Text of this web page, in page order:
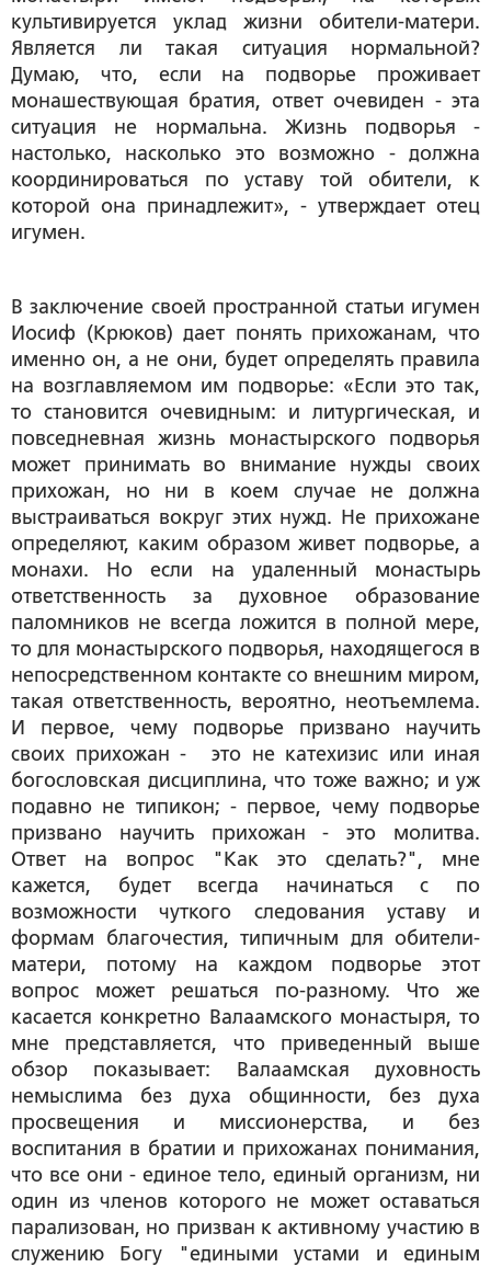
культивируется уклад жизни обители-матери.
Является ли такая ситуация нормальной?
Думаю, что, если на подворье проживает
монашествующая братия, ответ очевиден - эта
ситуация не нормальна. Жизнь подворья -
настолько, насколько это возможно - должна
координироваться по уставу той обители, к
которой она принадлежит», - утверждает отец
игумен.
В заключение своей пространной статьи игумен
Иосиф (Крюков) дает понять прихожанам, что
именно он, а не они, будет определять правила
на возглавляемом им подворье: «Если это так,
то становится очевидным: и литургическая, и
повседневная жизнь монастырского подворья
может принимать во внимание нужды своих
прихожан, но ни в коем случае не должна
выстраиваться вокруг этих нужд. Не прихожане
определяют, каким образом живет подворье, а
монахи. Но если на удаленный монастырь
ответственность за духовное образование
паломников не всегда ложится в полной мере,
то для монастырского подворья, находящегося в
непосредственном контакте со внешним миром,
такая ответственность, вероятно, неотъемлема.
И первое, чему подворье призвано научить
своих прихожан - это не катехизис или иная
богословская дисциплина, что тоже важно; и уж
подавно не типикон; - первое, чему подворье
призвано научить прихожан - это молитва.
Ответ на вопрос "Как это сделать?", мне
кажется, будет всегда начинаться с по
возможности чуткого следования уставу и
формам благочестия, типичным для обители-
матери, потому на каждом подворье этот
вопрос может решаться по-разному. Что же
касается конкретно Валаамского монастыря, то
мне представляется, что приведенный выше
обзор показывает: Валаамская духовность
немыслима без духа общинности, без духа
просвещения и миссионерства, и без
воспитания в братии и прихожанах понимания,
что все они - единое тело, единый организм, ни
один из членов которого не может оставаться
парализован, но призван к активному участию в
служению Богу "едиными устами и единым